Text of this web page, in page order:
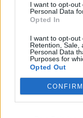
I want to opt-
Personal Data
Opted In
I want to opt-out
Retention, Sale,
Personal Data
Purposes for
Opted Out
CONFIRM
Szeretem az